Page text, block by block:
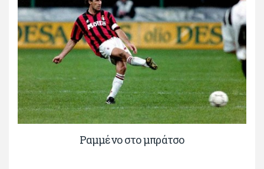
Ραμμένο στο μπράτσο